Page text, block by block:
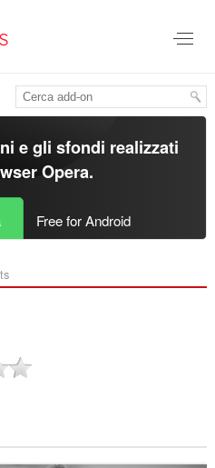
e gli sfondi realizzati
Opera.
Free for Android